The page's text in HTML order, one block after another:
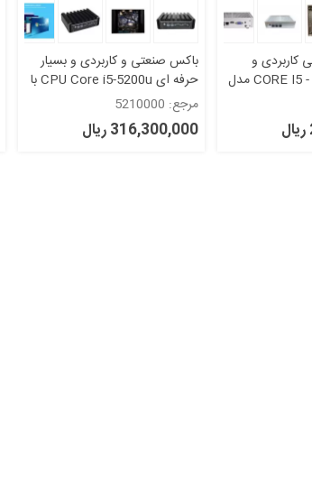
کاربردی و
بدون فن CORE I5 - 5200u مدل
باکس صنعتی و کاربردی و بسیار
حرفه ای CPU Core i5-5200u با
2پورت لن و 2پورت سریال مدل
kc5210
مرجع: 5210000
316,300,000 ریال